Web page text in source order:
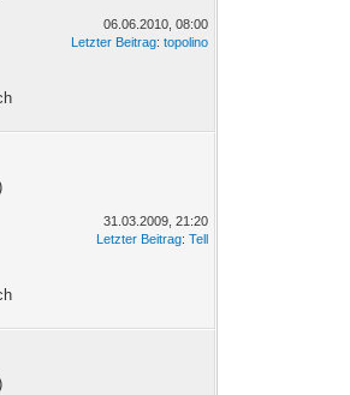
06.06.2010, 08:00
Letzter Beitrag:topolino
31.03.2009, 21:20
Letzter Beitrag:Tell